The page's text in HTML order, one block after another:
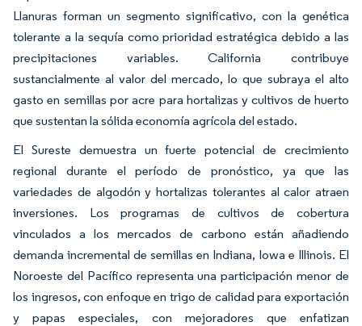
Llanuras forman un segmento significativo, con la genética
tolerante a la sequía como prioridad estratégica debido a las
precipitaciones variables. California contribuye
sustancialmente al valor del mercado, lo que subraya el alto
gasto en semillas por acre para hortalizas y cultivos de huerto
que sustentan la sólida economía agrícola del estado.
El Sureste demuestra un fuerte potencial de crecimiento
regional durante el período de pronóstico, ya que las
variedades de algodón y hortalizas tolerantes al calor atraen
inversiones. Los programas de cultivos de cobertura
vinculados a los mercados de carbono están añadiendo
demanda incremental de semillas en Indiana, Iowa e Illinois. El
Noroeste del Pacífico representa una participación menor de
los ingresos, con enfoque en trigo de calidad para exportación
y papas especiales, con mejoradores que enfatizan